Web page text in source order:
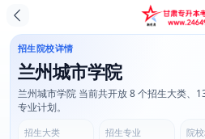
招生院校详情
兰州城市学院
兰州城市学院 当前共开放 8 个招生大类、
专业计划。
招生大类 招生专业
院